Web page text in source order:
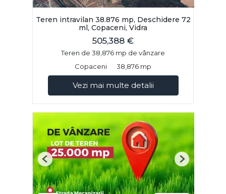
Teren intravilan 38.876 mp, Deschidere 72
ml, Copaceni, Vidra
505,388 €
Teren de 38,876 mp de vânzare
Copaceni
38,876 mp
Vezi mai multe detalii
Previous Next